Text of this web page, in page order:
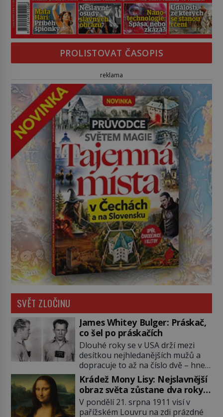
PROLISTOVAT ČASOPIS
reklama
SVĚT ZLOČINU
James Whitey Bulger: Práskač,
co šel po práskačích
Dlouhé roky se v USA drží mezi
desítkou nejhledanějších mužů a
dopracuje to až na číslo dvě – hned
po Usámovi bin Ládinovi (1957–
2011). To je James „Whitey“ Bulger
(1929–2018) viněný ze spoluúčasti
na 19 vraždách, vydírání a lichvy. A
Krádež Mony Lisy: Nejslavnější
obraz světa zůstane dva roky
nezvěstný
V pondělí 21. srpna 1911 visí v
pařížském Louvru na zdi prázdné